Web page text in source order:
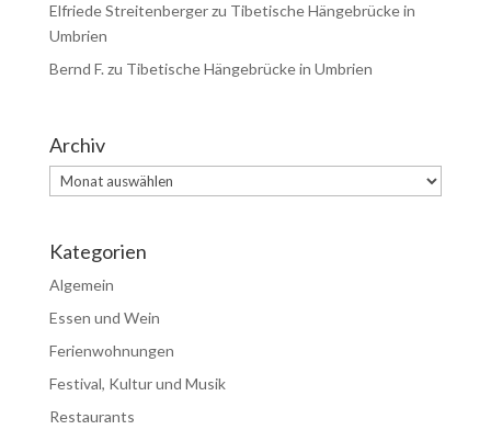
Elfriede Streitenbergerzu Tibetische Hängebrücke in
Umbrien
Bernd F. zu Tibetische Hängebrücke in Umbrien
Archiv
Kategorien
Algemein
Essen und Wein
Ferienwohnungen
Festival, Kultur und Musik
Restaurants